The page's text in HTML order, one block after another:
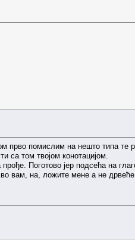
прво помислим на нешто типа те
са том твојом конотацијом.
Поготово јер подсећа на
вам, на, ложите мене а не